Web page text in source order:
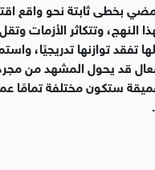
بخطى ثابتة نحو واقع
النهج، وتتكاثر الأزمات
تفقد توازنها تدريجيًا،
قد يحول المشهد من
ستكون مختلفة تمامًا